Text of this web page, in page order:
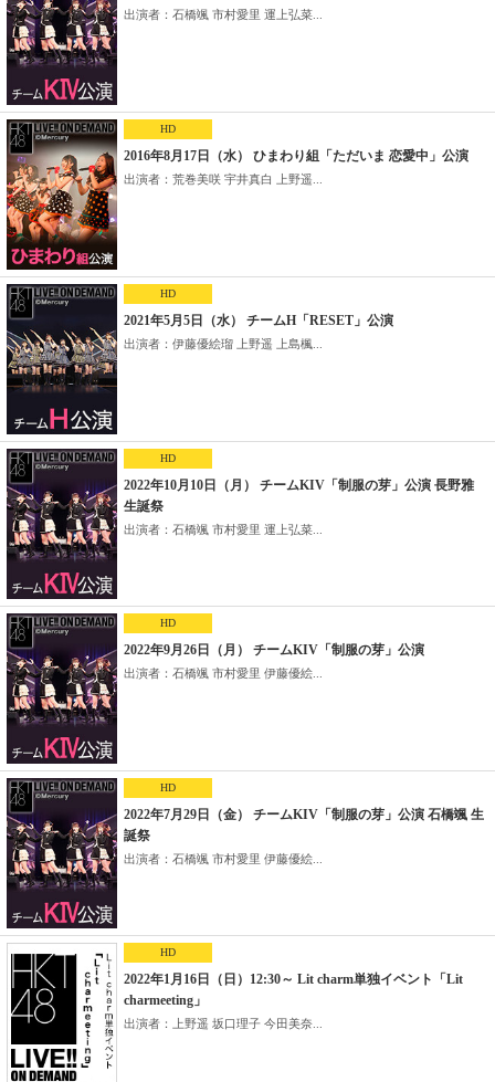
出演者：石橋颯 市村愛里 運上弘菜...
HD
2016年8月17日（水） ひまわり組「ただいま 恋愛中」公演
出演者：荒巻美咲 宇井真白 上野遥...
HD
2021年5月5日（水） チームH「RESET」公演
出演者：伊藤優絵瑠 上野遥 上島楓...
HD
2022年10月10日（月） チームKIV「制服の芽」公演 長野雅
生誕祭
出演者：石橋颯 市村愛里 運上弘菜...
HD
2022年9月26日（月） チームKIV「制服の芽」公演
出演者：石橋颯 市村愛里 伊藤優絵...
HD
2022年7月29日（金） チームKIV「制服の芽」公演 石橋颯 生
誕祭
出演者：石橋颯 市村愛里 伊藤優絵...
HD
2022年1月16日（日）12:30～ Lit charm単独イベント「Lit
charmeeting」
出演者：上野遥 坂口理子 今田美奈...